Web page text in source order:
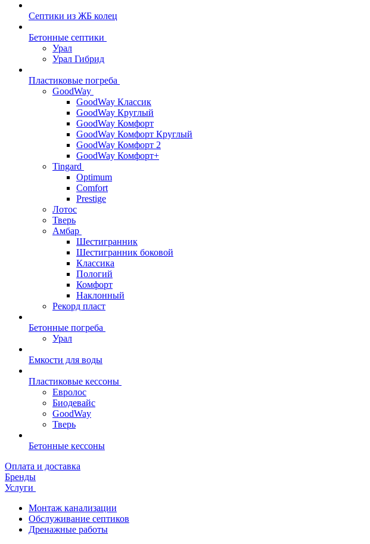
Септики из ЖБ колец
Бетонные септики
Урал
Урал Гибрид
Пластиковые погреба
GoodWay
GoodWay Классик
GoodWay Круглый
GoodWay Комфорт
GoodWay Комфорт Круглый
GoodWay Комфорт 2
GoodWay Комфорт+
Tingard
Optimum
Comfort
Prestige
Лотос
Тверь
Амбар
Шестигранник
Шестигранник боковой
Классика
Пологий
Комфорт
Наклонный
Рекорд пласт
Бетонные погреба
Урал
Емкости для воды
Пластиковые кессоны
Евролос
Биодевайс
GoodWay
Тверь
Бетонные кессоны
Оплата и доставка
Бренды
Услуги
Монтаж канализации
Обслуживание септиков
Дренажные работы